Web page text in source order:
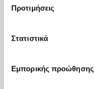
Προτιμήσεις
Στατιστικά
Εμπορικής προώθησης